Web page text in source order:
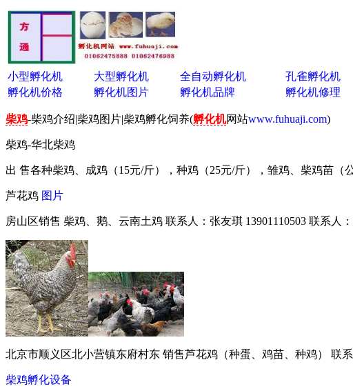
小型孵化机 大型孵化机 全自动孵化机 孔雀孵化机
孵化机价格
孵化机图片 孵化机品牌 孵化机修理
柴鸡-柴鸡介绍|柴鸡图片|柴鸡孵化饲养(孵化机网站www.fuhuaji.com)
柴鸡-华北柴鸡
出 售各种柴鸡、成鸡（15元/斤），种鸡（25元/斤），雏鸡、柴鸡苗（
芦花鸡 图片
房山区销售 柴鸡、鹅、云南土鸡 联系人：张友琪 13901110503 联系人
北京市顺义区北小营镇东府村东 销售芦花鸡（种蛋、鸡苗、种鸡） 联系
柴鸡孵化设备